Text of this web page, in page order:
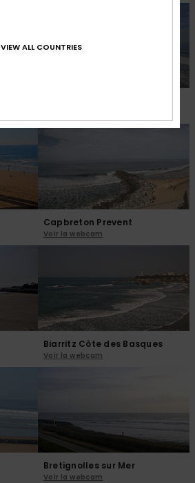
Capbreton Prevent
Voir la webcam
Biarritz Côte des Basques
Voir la webcam
Bretignolles sur Mer
Voir la webcam
VIEW ALL COUNTRIES